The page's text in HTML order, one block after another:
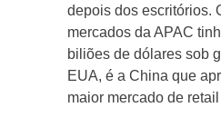
depois dos escritórios.
mercados da APAC
biliões de dólares sob
EUA, é a China que
maior mercado de